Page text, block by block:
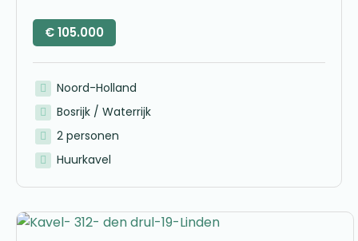
€105.000
Noord-Holland
Bosrijk / Waterrijk
2 personen
Huurkavel